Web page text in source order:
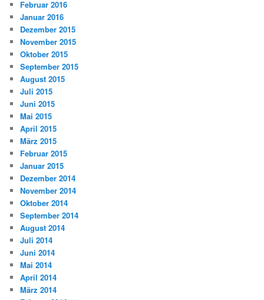
Februar 2016
Januar 2016
Dezember 2015
November 2015
Oktober 2015
September 2015
August 2015
Juli 2015
Juni 2015
Mai 2015
April 2015
März 2015
Februar 2015
Januar 2015
Dezember 2014
November 2014
Oktober 2014
September 2014
August 2014
Juli 2014
Juni 2014
Mai 2014
April 2014
März 2014